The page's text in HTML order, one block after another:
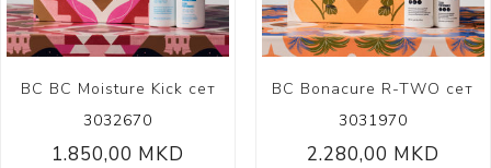
BC BC Moisture Kick сет
3032670
1.850,00 MKD
BC Bonacure R-TWO сет
3031970
2.280,00 MKD